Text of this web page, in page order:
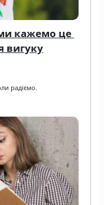
кажемо це
вигуку
радіємо.